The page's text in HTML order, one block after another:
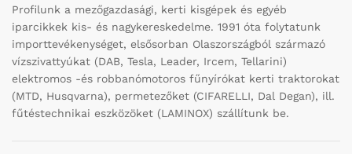
Profilunk a mezőgazdasági, kerti kisgépek és egyéb
iparcikkek kis- és nagykereskedelme. 1991 óta folytatunk
importtevékenységet, elsősorban Olaszországból származó
vízszivattyúkat (DAB, Tesla, Leader, Ircem, Tellarini)
elektromos -és robbanómotoros fűnyírókat kerti traktorokat
(MTD, Husqvarna), permetezőket (CIFARELLI, Dal Degan), ill.
fűtéstechnikai eszközöket (LAMINOX) szállítunk be.